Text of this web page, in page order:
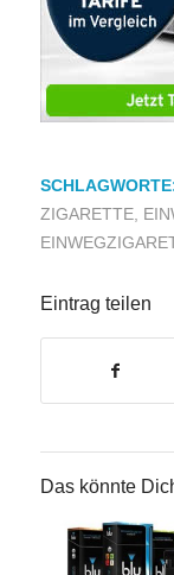
ZIGARETTE,
Eintrag teilen
Das könnte